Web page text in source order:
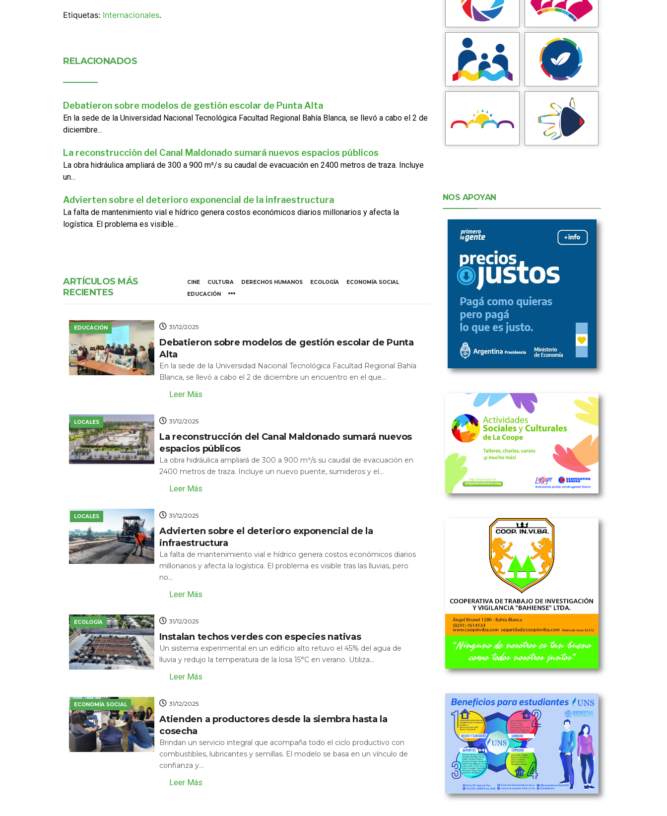
Etiquetas: Internacionales.
RELACIONADOS
Debatieron sobre modelos de gestión escolar de Punta Alta
En la sede de la Universidad Nacional Tecnológica Facultad Regional Bahía Blanca, se llevó a cabo el 2 de
diciembre...
La reconstrucción del Canal Maldonado sumará nuevos espacios públicos
La obra hidráulica ampliará de 300 a 900 m³/s su caudal de evacuación en 2400 metros de traza. Incluye
un...
Advierten sobre el deterioro exponencial de la infraestructura
La falta de mantenimiento vial e hídrico genera costos económicos diarios millonarios y afecta la
logística. El problema es visible...
ARTÍCULOS MÁS
RECIENTES
CINE CULTURA DERECHOS HUMANOS ECOLOGÍA
ECONOMÍA SOCIAL
EDUCACIÓN
EDUCACIÓN 31/12/2025
Debatieron sobre modelos de gestión escolar de Punta
Alta
En la sede de la Universidad Nacional Tecnológica Facultad Regional Bahía
Blanca, se llevó a cabo el 2 de diciembre un encuentro en el que...
Leer Más
LOCALES 31/12/2025
La reconstrucción del Canal Maldonado sumará nuevos
espacios públicos
La obra hidráulica ampliará de 300 a 900 m³/s su caudal de evacuación en
2400 metros de traza. Incluye un nuevo puente, sumideros y el...
Leer Más
LOCALES 31/12/2025
Advierten sobre el deterioro exponencial de la
infraestructura
La falta de mantenimiento vial e hídrico genera costos económicos diarios
millonarios y afecta la logística. El problema es visible tras las lluvias, pero
no...
Leer Más
ECOLOGÍA 31/12/2025
Instalan techos verdes con especies nativas
Un sistema experimental en un edificio alto retuvo el 45% del agua de
lluvia y redujo la temperatura de la losa 15°C en verano. Utiliza...
Leer Más
ECONOMÍA SOCIAL 31/12/2025
Atienden a productores desde la siembra hasta la
cosecha
Brindan un servicio integral que acompaña todo el ciclo productivo con
combustibles, lubricantes y semillas. El modelo se basa en un vínculo de
confianza y...
Leer Más
NOS APOYAN